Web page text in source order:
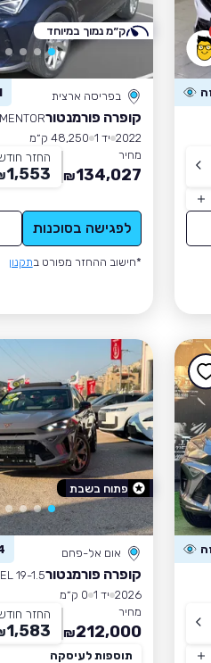
בפריסה ארצית
קופרה פורמנטור
2022 יד 1
48,250 ק״מ
מחיר
134,027
₪
החזר
1,553
לפגישה בסוכנות
*חישוב ההחזר מפורט בתקנון
ק״מ נמוך במיוחד
אום אל-פחם 34
קופרה פורמנטור19-1.5
2026 יד 1
0 ק״מ
מחיר
212,000
₪
החזר
1,583
תוספות לעיסקה
פתוח בשבת